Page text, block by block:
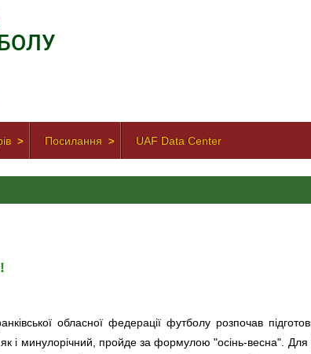
Посилання UAF Data Center
обласної федерації футболу розпочав
і минулорічний, пройде за формулою "осінь-весна".